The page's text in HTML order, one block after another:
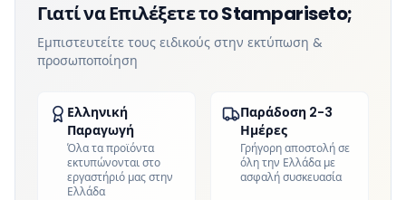
Γιατί να Επιλέξετε το Stampariseto;
Εμπιστευτείτε τους ειδικούς στην εκτύπωση &
προσωποποίηση
Ελληνική
Παραγωγή
Όλα τα προϊόντα
εκτυπώνονται στο
εργαστήριό μας στην
Ελλάδα
Παράδοση 2-3
Ημέρες
Γρήγορη αποστολή σε
όλη την Ελλάδα με
ασφαλή συσκευασία